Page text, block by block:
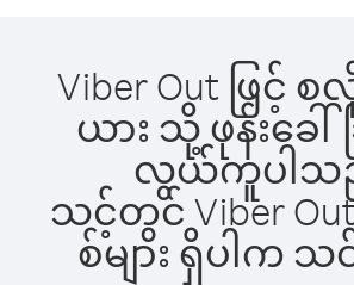
Viber Out ဖြင့် စ
ယား သို့ ဖုန်းခေါ်
လွယ်ကူပါသ
သင့်တွင် Viber
စ်များ ရှိပါက